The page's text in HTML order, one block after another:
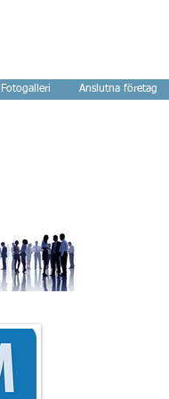
Fotogalleri Anslutna företag